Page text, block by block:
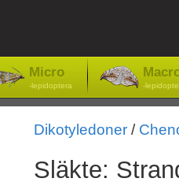
Micro
-lepidoptera -
Dikotyledoner/
Släkte: